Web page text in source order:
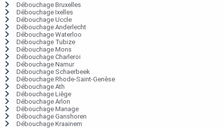
Débouchage Bruxelles
Débouchage Ixelles
Débouchage Uccle
Débouchage Anderlecht
Débouchage Waterloo
Débouchage Tubize
Débouchage Mons
Débouchage Charleroi
Débouchage Namur
Débouchage Schaerbeek
Débouchage Rhode-Saint-Genèse
Débouchage Ath
Débouchage Liège
Débouchage Arlon
Débouchage Manage
Débouchage Ganshoren
Débouchage Kraainem